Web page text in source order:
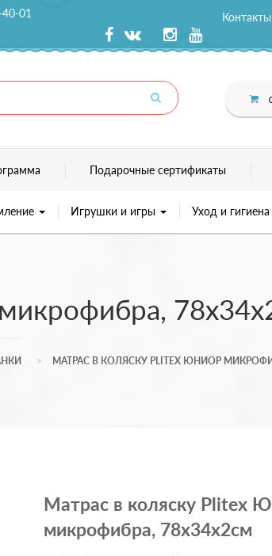
01 Контакты
Подарочные сертификаты
Игрушки и игры Уход и гигиена
МАТРАС В КОЛЯСКУ PLITEX ЮНИОР
Матрас в коляску Plitex
микрофибра, 78х34х2см